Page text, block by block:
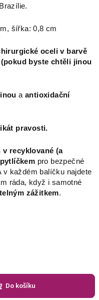
šířka: 0,8 cm
oceli v barvě
byste chtěli jinou
aantioxidační
pravosti.
v recyklované (a
pro bezpečné
v každém balíčku najdete
ráda, když i samotné
zážitkem.
Do košíku